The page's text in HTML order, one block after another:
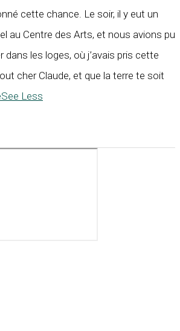
cette chance. Le soir, il y eut un
au Centre des Arts, et nous avions pu
dans les loges, où j’avais pris cette
cher Claude, et que la terre te soit
See Less